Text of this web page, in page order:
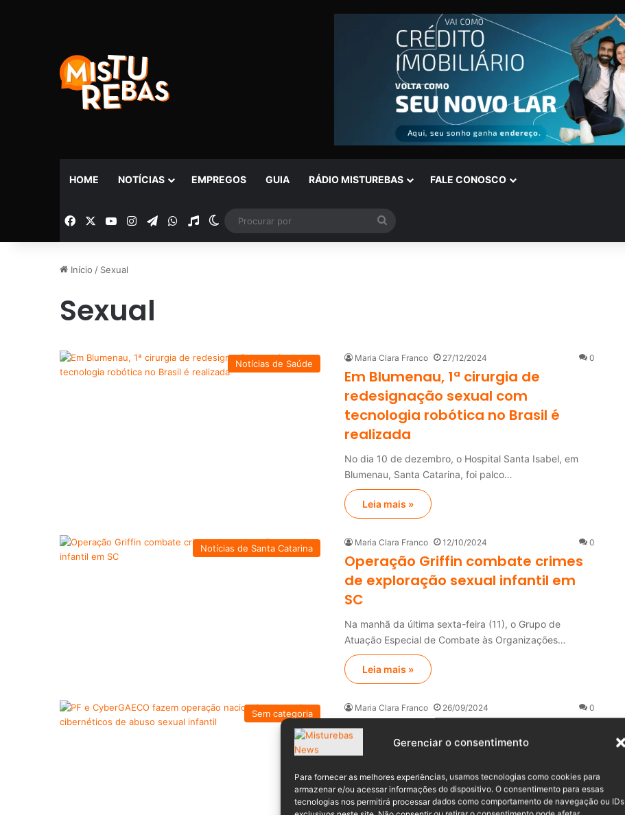
Gerenciar o consentimento
Para fornecer as melhores experiências, usamos tecnologias como cookies para
armazenar e/ou acessar informações do dispositivo. O consentimento para essas
tecnologias nos permitirá processar dados como comportamento de navegação ou IDs
HOME NOTÍCIAS EMPREGOS GUIA RÁDIO MISTUREBAS FALE CONOSCO
Facebook YouTubeInstagramTelegramWhatsApp
Rádio Switch skin
por
Início / Sexual
Sexual
Notícias de Saúde
Maria Clara Franco 27/12/2024 0
Em Blumenau, 1ª cirurgia de
redesignação sexual com
tecnologia robótica no Brasil é
realizada
No dia 10 de dezembro, o Hospital Santa Isabel, em
Blumenau, Santa Catarina, foi palco…
Leia mais »
Notícias de Santa Catarina
Maria Clara Franco 12/10/2024 0
Operação Griffin combate crimes
de exploração sexual infantil em
SC
Na manhã da última sexta-feira (11), o Grupo de
Atuação Especial de Combate às Organizações…
Leia mais »
Sem categoria
Maria Clara Franco 26/09/2024 0
PF e CyberGAECO fazem operação
nacional contra crimes
infantil
Na manhã desta quarta-feira (25), o Grupo de